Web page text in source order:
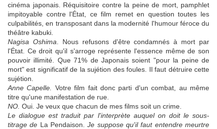
cinéma japonais. Réquisitoire contre la peine de mort, pamphlet
impitoyable contre l'État, ce film remet en question toutes les
culpabilités, en transposant dans la modernité l'humour féroce du
théâtre kabuki.
Nagisa Oshima . Nous refusons d'être condamnés à mort par
l'État. Ce droit qu'il s'arroge représente l'essence même de son
pouvoir illimité. Que 71% de Japonais soient "pour la peine de
mort" est significatif de la sujétion des foules. Il faut détruire cette
sujétion.
Anne Capelle.
Votre film fait donc parti d'un combat, au même
titre qu'une manifestation de rue.
NO. Oui. Je veux que chacun de mes films soit un crime.
Le dialogue est traduit par l'interprète auquel on doit le sous-
titrage de La Pendaison.
Je suppose qu'il faut entendre meurtre